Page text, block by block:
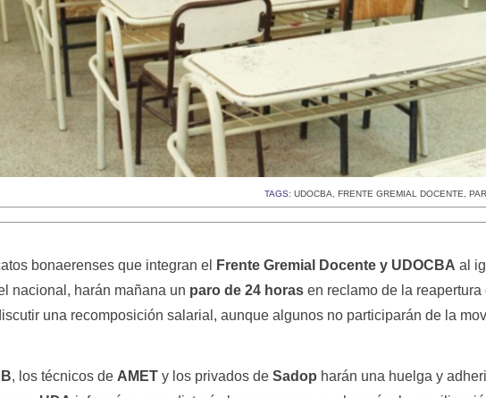
TAGS:UDOCBA ,FRENTE GREMIAL DOCENTE ,
bonaerenses que integran el Frente Gremial Docente y UDOCBA al
nacional, harán mañana un paro de 24 horas en reclamo de la reapertura
una recomposición salarial, aunque algunos no participarán de la
, los técnicos de AMET y los privados deSadop harán una huelga y